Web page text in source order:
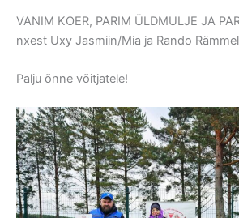
VANIM KOER, PARIM ÜLDMULJE JA
nxest Uxy Jasmiin/Mia ja Rando
Palju õnne võitjatele!